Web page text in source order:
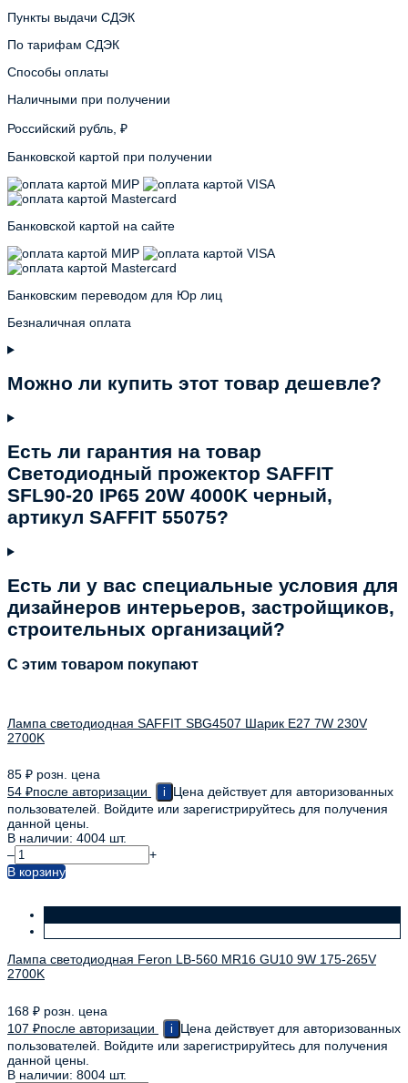
Пункты выдачи СДЭК
По тарифам СДЭК
Способы оплаты
Наличными при получении
Российский рубль, ₽
Банковской картой при получении
Банковской картой на сайте
Банковским переводом для Юр лиц
Безналичная оплата
Можно ли купить этот товар дешевле?
Есть ли гарантия на товар
Светодиодный прожектор SAFFIT
SFL90-20 IP65 20W 4000K черный,
артикул SAFFIT 55075?
Есть ли у вас специальные условия для
дизайнеров интерьеров, застройщиков,
строительных организаций?
C этим товаром покупают
Лампа светодиодная SAFFIT SBG4507 Шарик E27 7W 230V
2700K
85 ₽ розн. цена
54 ₽после авторизации i
Цена действует для авторизованных
пользователей. Войдите или зарегистрируйтесь для получения
данной цены.
В наличии: 4004 шт.
–
+
В корзину
Лампа светодиодная Feron LB-560 MR16 GU10 9W 175-265V
2700K
168 ₽ розн. цена
107 ₽после авторизации i
Цена действует для авторизованных
пользователей. Войдите или зарегистрируйтесь для получения
данной цены.
В наличии: 8004 шт.